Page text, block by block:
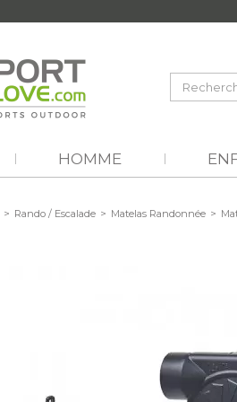
HOMME
> Rando / Escalade > Matelas Randonnée >